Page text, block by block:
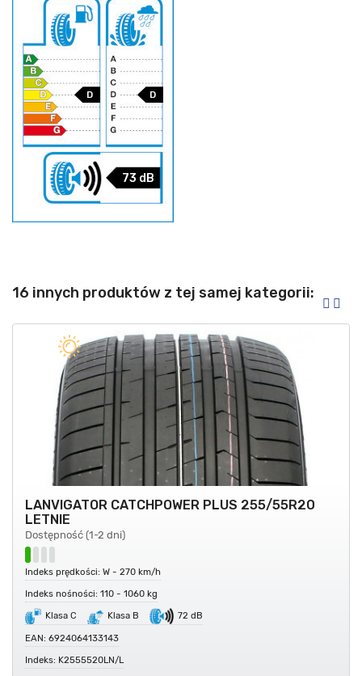
D D
73 dB
16 innych produktów z tej samej kategorii:
LANVIGATOR CATCHPOWER PLUS 255/55R20
LETNIE
Dostępność (1-2 dni)
Indeks prędkości: W - 270 km/h
Indeks nośności: 110 - 1060 kg
Klasa C
Klasa B 72 dB
EAN: 6924064133143
Indeks: K2555520LN/L